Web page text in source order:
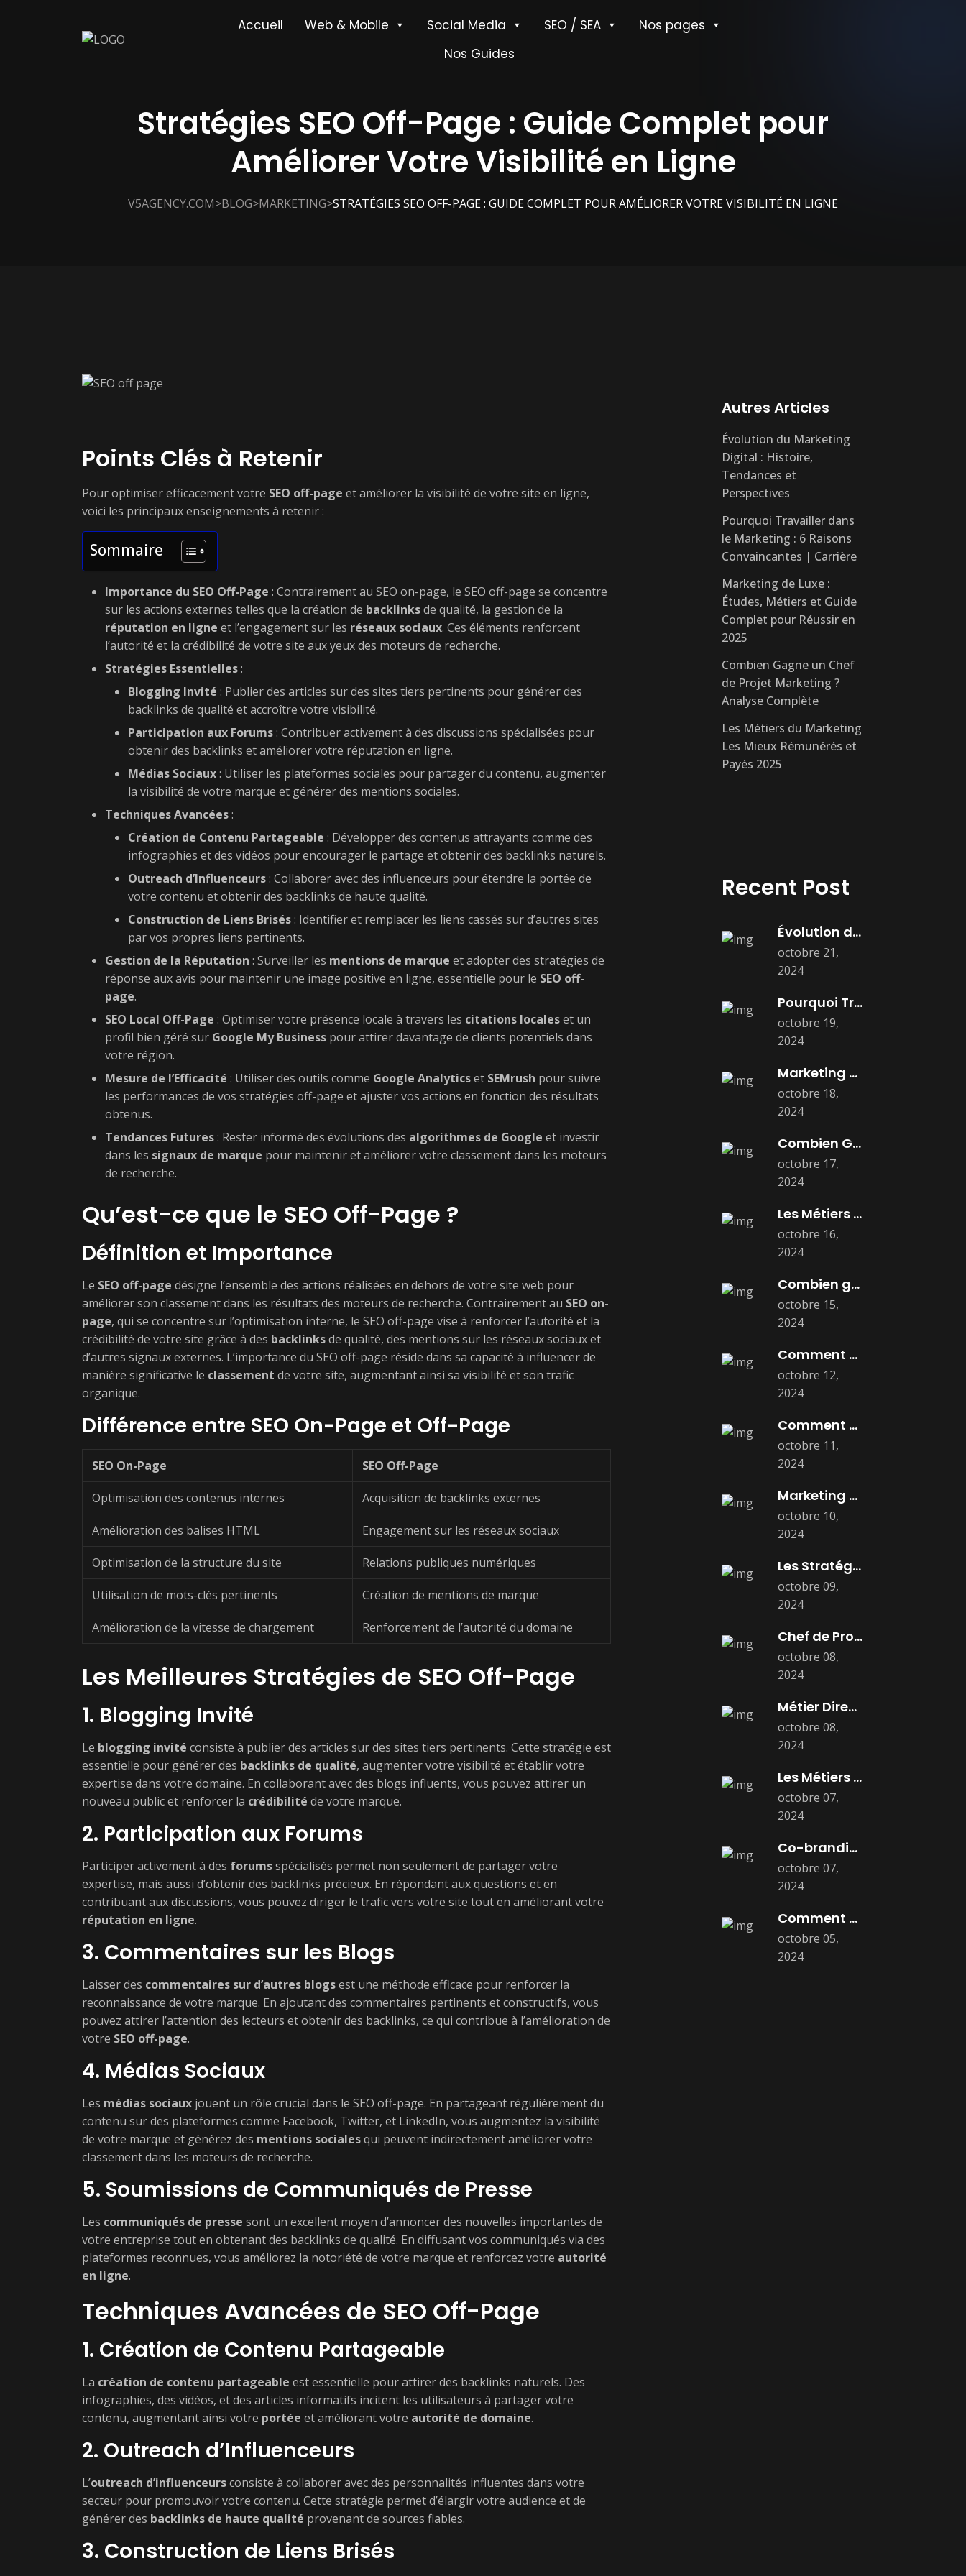
Accueil Web & Mobile Social Media SEO / SEA
Nos pages
Nos Guides
Stratégies SEO Off-Page : Guide Complet pour
Améliorer Votre Visibilité en Ligne
V5AGENCY.COM>BLOG>MARKETING>STRATÉGIES SEO OFF-PAGE : GUIDE COMPLET POUR AMÉLIORER VOTRE VISIBILITÉ EN LIGNE
Points Clés à Retenir
Pour optimiser efficacement votre SEO off-page et améliorer la visibilité de votre site en ligne,
voici les principaux enseignements à retenir :
Sommaire
Importance du SEO Off-Page : Contrairement au SEO on-page, le SEO off-page se concentre
sur les actions externes telles que la création de backlinksde qualité, la gestion de la
réputation en ligne et l’engagement sur les réseaux sociaux. Ces éléments renforcent
l’autorité et la crédibilité de votre site aux yeux des moteurs de recherche.
Stratégies Essentielles:
Blogging Invité : Publier des articles sur des sites tiers pertinents pour générer des
backlinks de qualité et accroître votre visibilité.
Participation aux Forums: Contribuer activement à des discussions spécialisées pour
obtenir des backlinks et améliorer votre réputation en ligne.
Médias Sociaux: Utiliser les plateformes sociales pour partager du contenu, augmenter
la visibilité de votre marque et générer des mentions sociales.
Techniques Avancées:
Création de Contenu Partageable : Développer des contenus attrayants comme des
infographies et des vidéos pour encourager le partage et obtenir des backlinks naturels.
Outreach d’Influenceurs: Collaborer avec des influenceurs pour étendre la portée de
votre contenu et obtenir des backlinks de haute qualité.
Construction de Liens Brisés: Identifier et remplacer les liens cassés sur d’autres sites
par vos propres liens pertinents.
Gestion de la Réputation : Surveiller les mentions de marque et adopter des stratégies de
réponse aux avis pour maintenir une image positive en ligne, essentielle pour le SEO off-
page.
SEO Local Off-Page : Optimiser votre présence locale à travers les citations localeset un
profil bien géré sur Google My Business pour attirer davantage de clients potentiels dans
votre région.
Mesure de l’Efficacité : Utiliser des outils comme Google Analyticset SEMrush pour suivre
les performances de vos stratégies off-page et ajuster vos actions en fonction des résultats
obtenus.
Tendances Futures: Rester informé des évolutions des algorithmes de Google et investir
dans les signaux de marque pour maintenir et améliorer votre classement dans les moteurs
de recherche.
Qu’est-ce que le SEO Off-Page ?
Définition et Importance
Le SEO off-page désigne l’ensemble des actions réalisées en dehors de votre site web pour
améliorer son classement dans les résultats des moteurs de recherche. Contrairement au SEO on-
page, qui se concentre sur l’optimisation interne, le SEO off-page vise à renforcer l’autorité et la
crédibilité de votre site grâce à des backlinksde qualité, des mentions sur les réseaux sociaux et
d’autres signaux externes. L’importance du SEO off-page réside dans sa capacité à influencer de
manière significative le classement de votre site, augmentant ainsi sa visibilité et son trafic
organique.
Différence entre SEO On-Page et Off-Page
SEO On-Page SEO Off-Page
Optimisation des contenus internes Acquisition de backlinks externes
Amélioration des balises HTML Engagement sur les réseaux sociaux
Optimisation de la structure du site Relations publiques numériques
Utilisation de mots-clés pertinents Création de mentions de marque
Amélioration de la vitesse de chargement Renforcement de l’autorité du domaine
Les Meilleures Stratégies de SEO Off-Page
1. Blogging Invité
Le blogging invité consiste à publier des articles sur des sites tiers pertinents. Cette stratégie est
essentielle pour générer des backlinks de qualité, augmenter votre visibilité et établir votre
expertise dans votre domaine. En collaborant avec des blogs influents, vous pouvez attirer un
nouveau public et renforcer la crédibilité de votre marque.
2. Participation aux Forums
Participer activement à des forumsspécialisés permet non seulement de partager votre
expertise, mais aussi d’obtenir des backlinks précieux. En répondant aux questions et en
contribuant aux discussions, vous pouvez diriger le trafic vers votre site tout en améliorant votre
réputation en ligne.
3. Commentaires sur les Blogs
Laisser des commentaires sur d’autres blogsest une méthode efficace pour renforcer la
reconnaissance de votre marque. En ajoutant des commentaires pertinents et constructifs, vous
pouvez attirer l’attention des lecteurs et obtenir des backlinks, ce qui contribue à l’amélioration de
votre SEO off-page.
4. Médias Sociaux
Les médias sociaux jouent un rôle crucial dans le SEO off-page. En partageant régulièrement du
contenu sur des plateformes comme Facebook, Twitter, et LinkedIn, vous augmentez la visibilité
de votre marque et générez des mentions socialesqui peuvent indirectement améliorer votre
classement dans les moteurs de recherche.
5. Soumissions de Communiqués de Presse
Les communiqués de presse sont un excellent moyen d’annoncer des nouvelles importantes de
votre entreprise tout en obtenant des backlinks de qualité. En diffusant vos communiqués via des
plateformes reconnues, vous améliorez la notoriété de votre marque et renforcez votre autorité
en ligne.
Techniques Avancées de SEO Off-Page
1. Création de Contenu Partageable
La création de contenu partageable est essentielle pour attirer des backlinks naturels. Des
infographies, des vidéos, et des articles informatifs incitent les utilisateurs à partager votre
contenu, augmentant ainsi votre portée et améliorant votre autorité de domaine.
2. Outreach d’Influenceurs
L’outreach d’influenceursconsiste à collaborer avec des personnalités influentes dans votre
secteur pour promouvoir votre contenu. Cette stratégie permet d’élargir votre audience et de
générer des backlinks de haute qualité provenant de sources fiables.
3. Construction de Liens Brisés
Autres Articles
Évolution du Marketing
Digital : Histoire,
Tendances et
Perspectives
Pourquoi Travailler dans
le Marketing : 6 Raisons
Convaincantes | Carrière
Marketing de Luxe :
Études, Métiers et Guide
Complet pour Réussir en
2025
Combien Gagne un Chef
de Projet Marketing ?
Analyse Complète
Les Métiers du Marketing
Les Mieux Rémunérés et
Payés 2025
Recent Post
octobre 21,
2024
Évolution du Marketing Digital : Histoire,
octobre 19,
2024
Pourquoi Travailler dans le Marketing :
octobre 18,
2024
Marketing de Luxe : Études, Métiers
octobre 17,
2024
Combien Gagne un Chef de Projet
octobre 16,
2024
Les Métiers du Marketing Les Mieux
octobre 15,
2024
Combien gagne un directeur marketing ?
octobre 12,
2024
Comment Créer un Persona Marketing Efficace
octobre 11,
2024
Comment Faire une Stratégie Marketing Efficace
octobre 10,
2024
Marketing Digital : Définition, Stratégies, et
octobre 09,
2024
Les Stratégies Marketing Essentielles Pour Dominer
octobre 08,
2024
Chef de Produit : Fiche Métier,
octobre 08,
2024
Métier Directeur Marketing: Salaire, Mission, et
octobre 07,
2024
Les Métiers du Marketing en 2025
octobre 07,
2024
Co-branding : Stratégies Gagnantes pour Booster
octobre 05,
2024
Comment Faire son Personal Branding :